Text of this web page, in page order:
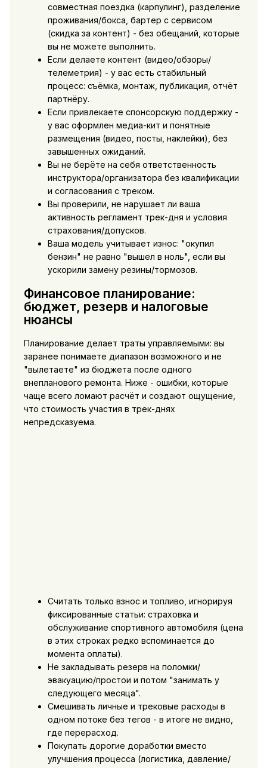
совместная поездка (карпулинг), разделение
проживания/бокса, бартер с сервисом
(скидка за контент) - без обещаний, которые
вы не можете выполнить.
Если делаете контент (видео/обзоры/
телеметрия) - у вас есть стабильный
процесс: съёмка, монтаж, публикация, отчёт
партнёру.
Если привлекаете спонсорскую поддержку -
у вас оформлен медиа-кит и понятные
размещения (видео, посты, наклейки), без
завышенных ожиданий.
Вы не берёте на себя ответственность
инструктора/организатора без квалификации
и согласования с треком.
Вы проверили, не нарушает ли ваша
активность регламент трек-дня и условия
страхования/допусков.
Ваша модель учитывает износ: "окупил
бензин" не равно "вышел в ноль", если вы
ускорили замену резины/тормозов.
Финансовое планирование:
бюджет, резерв и налоговые
нюансы
Планирование делает траты управляемыми: вы
заранее понимаете диапазон возможного и не
"вылетаете" из бюджета после одного
внепланового ремонта. Ниже - ошибки, которые
чаще всего ломают расчёт и создают ощущение,
что стоимость участия в трек-днях
непредсказуема.
Считать только взнос и топливо, игнорируя
фиксированные статьи: страховка и
обслуживание спортивного автомобиля (цена
в этих строках редко вспоминается до
момента оплаты).
Не закладывать резерв на поломки/
эвакуацию/простои и потом "занимать у
следующего месяца".
Смешивать личные и трековые расходы в
одном потоке без тегов - в итоге не видно,
где перерасход.
Покупать дорогие доработки вместо
улучшения процесса (логистика, давление/